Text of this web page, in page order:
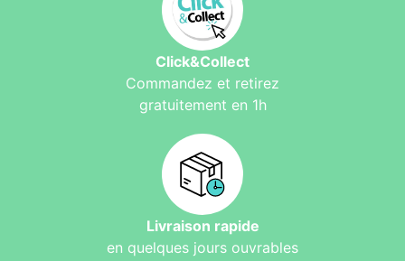
Click&Collect
Commandez et retirez
gratuitement en 1h
Livraison rapide
en quelques jours ouvrables